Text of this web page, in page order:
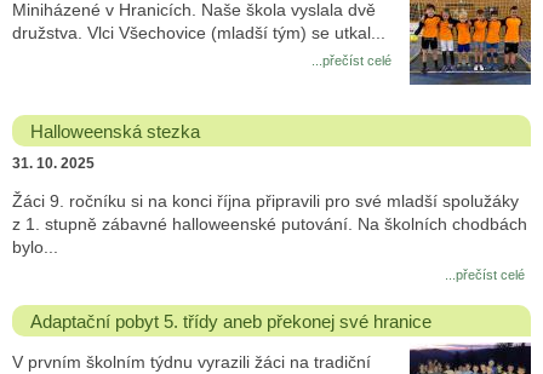
Miniházené v Hranicích. Naše škola vyslala dvě
družstva. Vlci Všechovice (mladší tým) se utkal...
...přečíst celé
Halloweenská stezka
31. 10. 2025
Žáci 9. ročníku si na konci října připravili pro své mladší spolužáky
z 1. stupně zábavné halloweenské putování. Na školních chodbách
bylo...
...přečíst celé
Adaptační pobyt 5. třídy aneb překonej své hranice
V prvním školním týdnu vyrazili žáci na tradiční